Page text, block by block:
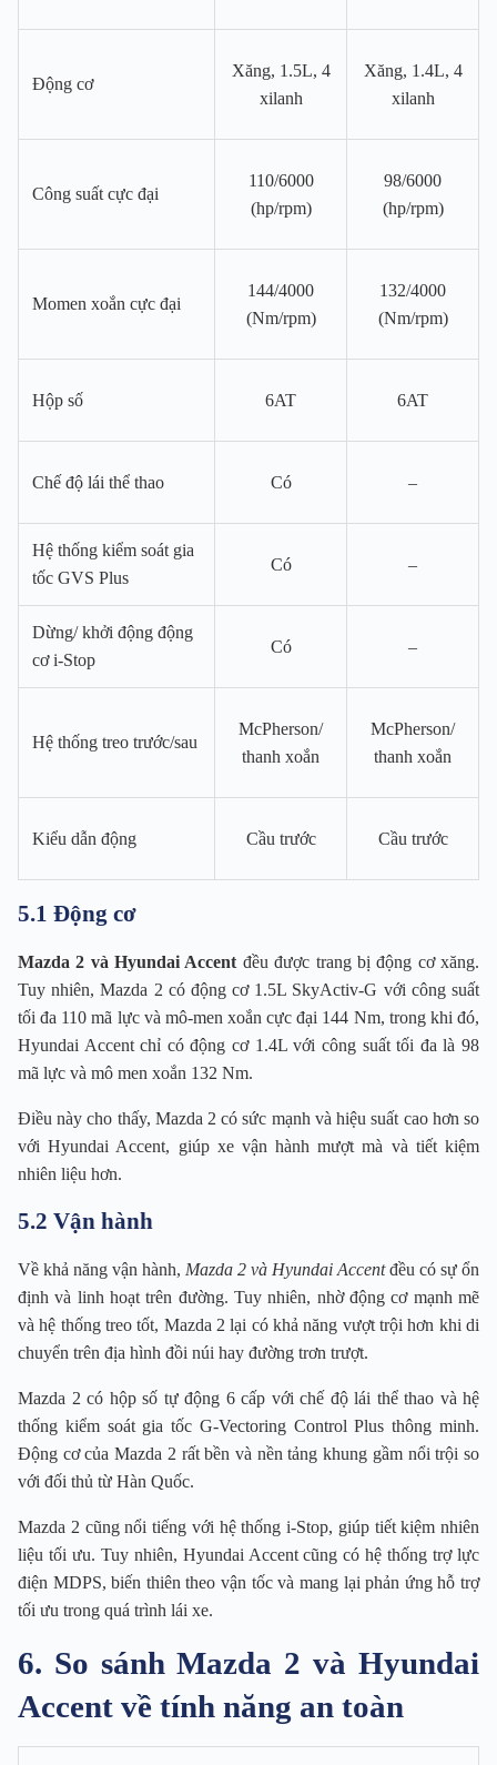
Động cơ
Xăng, 1.5L, 4
xilanh
Xăng, 1.4L, 4
xilanh
Công suất cực đại
110/6000
(hp/rpm)
98/6000
(hp/rpm)
Momen xoắn cực đại
144/4000
(Nm/rpm)
132/4000
(Nm/rpm)
Hộp số 6AT 6AT
Chế độ lái thể thao Có –
Hệ thống kiểm soát gia
tốc GVS Plus
Có –
Dừng/ khởi động động
cơ i-Stop
Có –
Hệ thống treo trước/sau
McPherson/
thanh xoắn
McPherson/
thanh xoắn
Kiểu dẫn động Cầu trước Cầu trước
5.1 Động cơ
Mazda 2 và Hyundai Accent đều được trang bị động cơ xăng.
Tuy nhiên, Mazda 2 có động cơ 1.5L SkyActiv-G với công suất
tối đa 110 mã lực và mô-men xoắn cực đại 144 Nm, trong khi đó,
Hyundai Accent chỉ có động cơ 1.4L với công suất tối đa là 98
mã lực và mô men xoắn 132 Nm.
Điều này cho thấy, Mazda 2 có sức mạnh và hiệu suất cao hơn so
với Hyundai Accent, giúp xe vận hành mượt mà và tiết kiệm
nhiên liệu hơn.
5.2 Vận hành
Về khả năng vận hành, Mazda 2 và Hyundai Accentđều có sự ổn
định và linh hoạt trên đường. Tuy nhiên, nhờ động cơ mạnh mẽ
và hệ thống treo tốt, Mazda 2 lại có khả năng vượt trội hơn khi di
chuyển trên địa hình đồi núi hay đường trơn trượt.
Mazda 2 có hộp số tự động 6 cấp với chế độ lái thể thao và hệ
thống kiểm soát gia tốc G-Vectoring Control Plus thông minh.
Động cơ của Mazda 2 rất bền và nền tảng khung gầm nổi trội so
với đối thủ từ Hàn Quốc.
Mazda 2 cũng nổi tiếng với hệ thống i-Stop, giúp tiết kiệm nhiên
liệu tối ưu. Tuy nhiên, Hyundai Accent cũng có hệ thống trợ lực
điện MDPS, biến thiên theo vận tốc và mang lại phản ứng hỗ trợ
tối ưu trong quá trình lái xe.
6. So sánh Mazda 2 và Hyundai
Accent về tính năng an toàn